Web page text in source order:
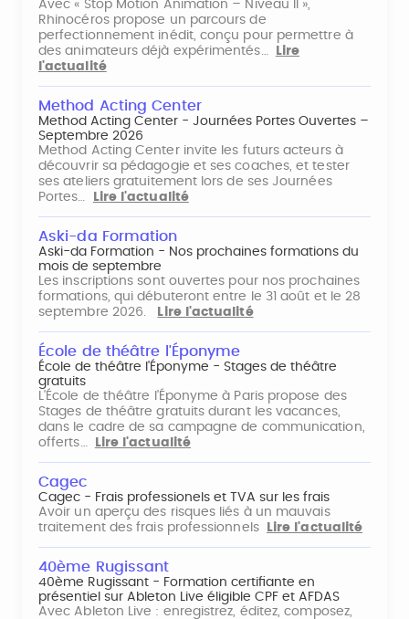
Avec « Stop Motion Animation – Niveau II »,
Rhinocéros propose un parcours de
perfectionnement inédit, conçu pour permettre à
des animateurs déjà expérimentés…
Lire
l'actualité
Method Acting Center
Method Acting Center - Journées Portes Ouvertes –
Septembre 2026
Method Acting Center invite les futurs acteurs à
découvrir sa pédagogie et ses coaches, et tester
ses ateliers gratuitement lors de ses Journées
Portes…
Lire l'actualité
Aski-da Formation
Aski-da Formation - Nos prochaines formations du
mois de septembre
Les inscriptions sont ouvertes pour nos prochaines
formations, qui débuteront entre le 31 août et le 28
septembre 2026.
Lire l'actualité
École de théâtre l'Éponyme
École de théâtre l'Éponyme - Stages de théâtre
gratuits
L'École de théâtre l'Éponyme à Paris propose des
Stages de théâtre gratuits durant les vacances,
dans le cadre de sa campagne de communication,
offerts…
Lire l'actualité
Cagec
Cagec - Frais professionels et TVA sur les frais
Avoir un aperçu des risques liés à un mauvais
traitement des frais professionnels
Lire l'actualité
40ème Rugissant
40ème Rugissant - Formation certifiante en
présentiel sur Ableton Live éligible CPF et AFDAS
Avec Ableton Live : enregistrez, éditez, composez,